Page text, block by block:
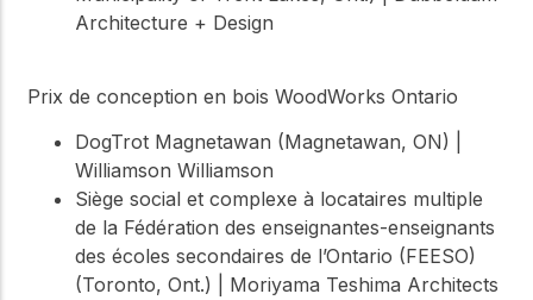
Architecture + Design
Prix de conception en bois WoodWorks Ontario
DogTrot Magnetawan (Magnetawan, ON) |
Williamson Williamson
Siège social et complexe à locataires multiple
de la Fédération des enseignantes-enseignants
des écoles secondaires de l’Ontario (FEESO)
(Toronto, Ont.) | Moriyama Teshima Architects